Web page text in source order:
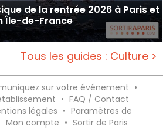
de la rentrée 2026 à Paris et
Île-de-France
Tous les guides : Culture >
sur votre événement •
• FAQ / Contact
légales • Paramètres de
Mon compte • Sortir de Paris